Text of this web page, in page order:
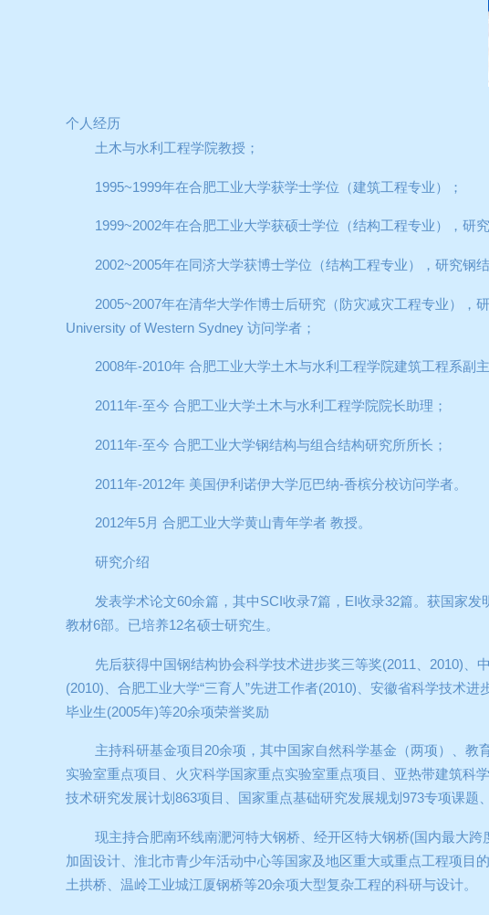
个人经历
土木与水利工程学院教授；
1995~1999年在合肥工业大学获学士学位（建筑工程专业）；
1999~2002年在合肥工业大学获硕士学位（结构工程专业），研
2002~2005年在同济大学获博士学位（结构工程专业），研究钢结
2005~2007年在清华大学作博士后研究（防灾减灾工程专业），
University of Western Sydney 访问学者；
2008年-2010年 合肥工业大学土木与水利工程学院建筑工程系副主
2011 年-至今 合肥工业大学土木与水利工程学院院长助理；
2011 年-至今 合肥工业大学钢结构与组合结构研究所所长；
2011 年-2012年 美国伊利诺伊大学厄巴纳-香槟分校访问学者。
2012年5月 合肥工业大学黄山青年学者 教授。
研究介绍
发表学术论文60余篇，其中SCI 收录7篇， EI 收录32篇。获国家发
教材6部。已培养12名硕士研究生。
先后获得中国钢结构协会科学技术进步奖三等奖(2011 2010) 、
(2010) 、合肥工业大学“三育人 ”先进工作者(2010) 、安徽省科学技术进
毕业生(2005年)等20余项荣誉奖励
主持科研基金项目 20余项，其中国家自然科学基金（两项）、教
实验室重点项目、火灾科学国家重点实验室重点项目、亚热带建筑科
技术研究发展计划 863项目、国家重点基础研究发展规划 973专项课题
现主持合肥南环线南淝河特大钢桥、经开区特大钢桥(国内最大跨
加固设计、淮北市青少年活动中心等国家及地区重大或重点工程项目
土拱桥、温岭工业城江厦钢桥等20余项大型复杂工程的科研与设计。